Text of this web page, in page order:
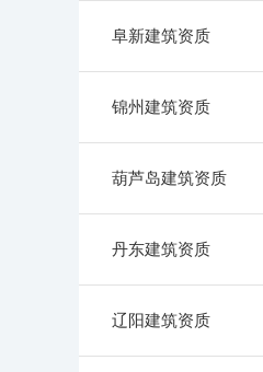
阜新建筑资质
锦州建筑资质
葫芦岛建筑资质
丹东建筑资质
辽阳建筑资质